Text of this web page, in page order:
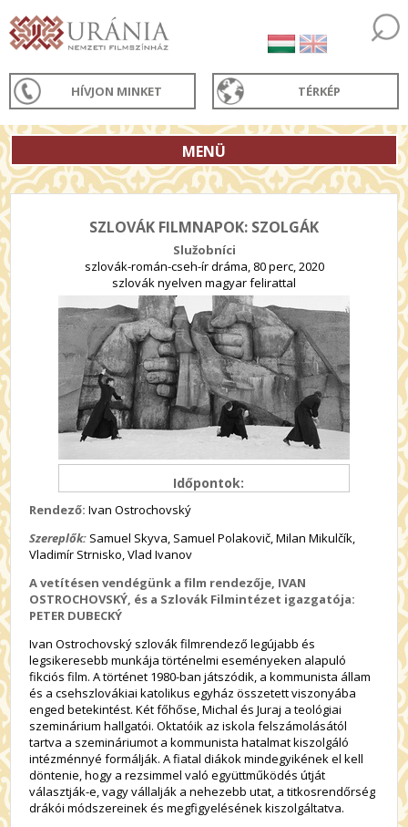
HÍVJON MINKET TÉRKÉP
MENÜ
SZLOVÁK FILMNAPOK: SZOLGÁK
Služobníci
szlovák-román-cseh-ír dráma, 80 perc, 2020
szlovák nyelven magyar felirattal
Időpontok:
Rendező: Ivan Ostrochovský
Szereplők: Samuel Skyva, Samuel Polakovič, Milan Mikulčík,
Vladimír Strnisko, Vlad Ivanov
A vetítésen vendégünk a film rendezője, IVAN
OSTROCHOVSKÝ, és a Szlovák Filmintézet igazgatója:
PETER DUBECKÝ
Ivan Ostrochovský szlovák filmrendező legújabb és
legsikeresebb munkája történelmi eseményeken alapuló
fikciós film. A történet 1980-ban játszódik, a kommunista állam
és a csehszlovákiai katolikus egyház összetett viszonyába
enged betekintést. Két főhőse, Michal és Juraj a teológiai
szeminárium hallgatói. Oktatóik az iskola felszámolásától
tartva a szemináriumot a kommunista hatalmat kiszolgáló
intézménnyé formálják. A fiatal diákok mindegyikének el kell
döntenie, hogy a rezsimmel való együttműködés útját
választják-e, vagy vállalják a nehezebb utat, a titkosrendőrség
drákói módszereinek és megfigyelésének kiszolgáltatva.